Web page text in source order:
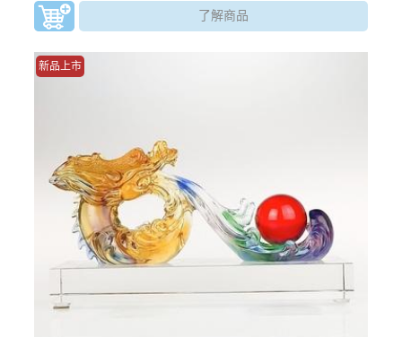
了解商品
新品上市